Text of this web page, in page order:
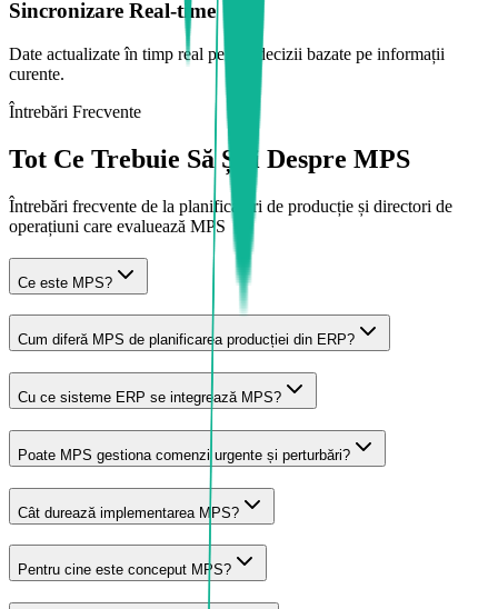
Sincronizare Real-time
Date actualizate în timp real pentru decizii bazate pe informații
curente.
Întrebări Frecvente
Tot Ce Trebuie Să Știi Despre MPS
Întrebări frecvente de la planificatori de producție și directori de
operațiuni care evaluează MPS
Ce este MPS?
Cum diferă MPS de planificarea producției din ERP?
Cu ce sisteme ERP se integrează MPS?
Poate MPS gestiona comenzi urgente și perturbări?
Cât durează implementarea MPS?
Pentru cine este conceput MPS?